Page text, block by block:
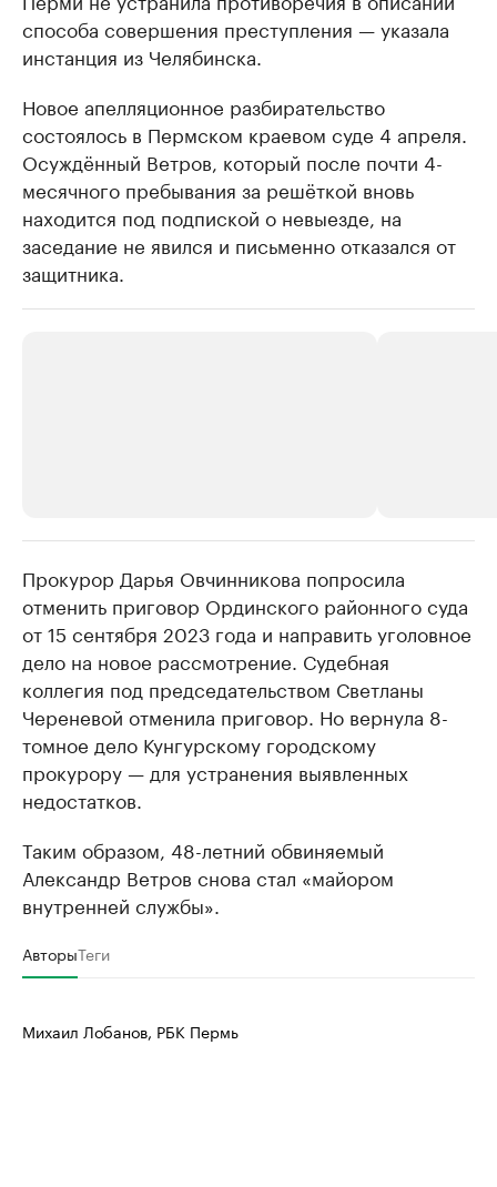
способа совершения преступления — указала
инстанция из Челябинска.
Новое апелляционное разбирательство
состоялось в Пермском краевом суде 4 апреля.
Осуждённый Ветров, который после почти 4-
месячного пребывания за решёткой вновь
находится под подпиской о невыезде, на
заседание не явился и письменно отказался от
защитника.
Крупнейшие производители и
продавцы медийной продукции
Ознакомьтесь с информацией в каталоге
Страховые
Посмотрите в
Прокурор Дарья Овчинникова попросила
отменить приговор Ординского районного суда
от 15 сентября 2023 года и направить уголовное
дело на новое рассмотрение. Судебная
коллегия под председательством Светланы
Череневой отменила приговор. Но вернула 8-
томное дело Кунгурскому городскому
прокурору — для устранения выявленных
недостатков.
Таким образом, 48-летний обвиняемый
Александр Ветров снова стал «майором
внутренней службы».
АвторыТеги
Михаил Лобанов, РБК Пермь